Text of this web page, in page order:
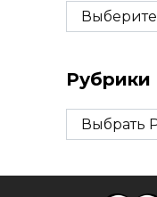
Архивы
Рубрики
Рубрики